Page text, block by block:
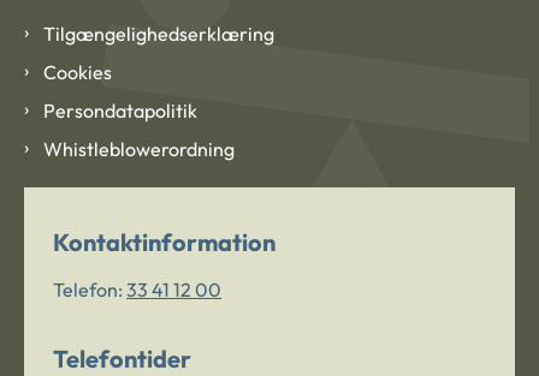
Tilgængelighedserklæring
Cookies
Persondatapolitik
Whistleblowerordning
Kontaktinformation
Telefon: 33 41 12 00
Telefontider